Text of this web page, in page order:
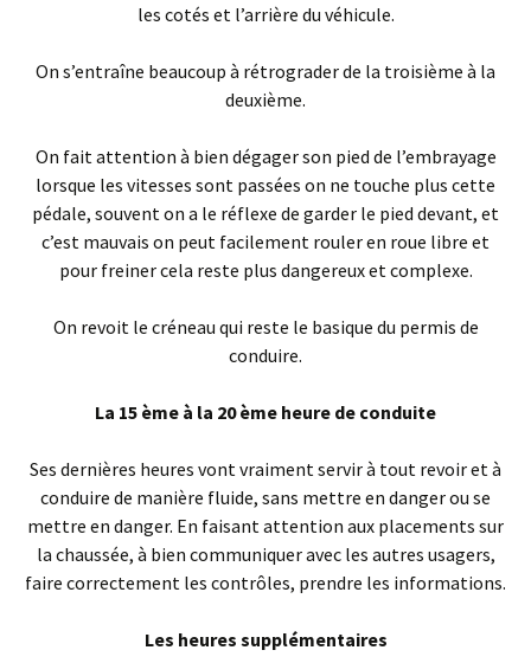
les cotés et l’arrière du véhicule.
On s’entraîne beaucoup à rétrograder de la troisième à la
deuxième.
On fait attention à bien dégager son pied de l’embrayage
lorsque les vitesses sont passées on ne touche plus cette
pédale, souvent on a le réflexe de garder le pied devant, et
c’est mauvais on peut facilement rouler en roue libre et
pour freiner cela reste plus dangereux et complexe.
On revoit le créneau qui reste le basique du permis de
conduire.
La 15 ème à la 20 ème heure de conduite
Ses dernières heures vont vraiment servir à tout revoir et à
conduire de manière fluide, sans mettre en danger ou se
mettre en danger. En faisant attention aux placements sur
la chaussée, à bien communiquer avec les autres usagers,
faire correctement les contrôles, prendre les informations.
Les heures supplémentaires